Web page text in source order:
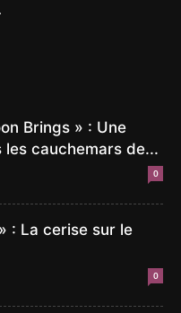
Brings » : Une
cauchemars de...
0
: La cerise sur le
0